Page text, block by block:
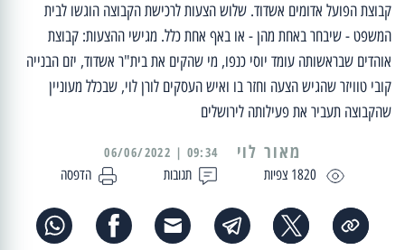
קבוצת הפועל אדומים אשדוד. שלוש הצעות לרכישת הקבוצה הוגשו לבית
המשפט - שיבחר באחת מהן - או באף אחת כלל. מגישי ההצעות: קבוצת
אוהדים שבראשותה עומד יוסי כנפו, מי שהקים את בית"ר אשדוד, יזם הבנייה
קובי טוויזר שהגיש הצעה וחזר בו ואיש העסקים לורן לוי, שבכלל מעוניין
שהקבוצה תעביר את פעילותה לירושלים
1820 צפיות תגובות הדפסה
מאור לוי 09:34 | 06/06/2022